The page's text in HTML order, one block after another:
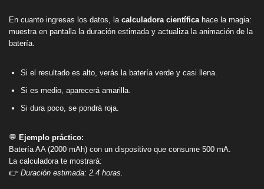
En cuanto ingresas los datos, la calculadora científicahace la magia:
muestra en pantalla la duración estimada y actualiza la animación de la
batería.
Si el resultado es alto, verás la batería verde y casi llena.
Si es medio, aparecerá amarilla.
Si dura poco, se pondrá roja.
💬 Ejemplo práctico:
Batería AA (2000 mAh) con un dispositivo que consume 500 mA.
La calculadora te mostrará:
👉 Duración estimada: 2.4 horas.